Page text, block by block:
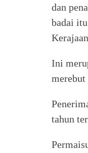
dan
badai
Ini
merebut
tahun